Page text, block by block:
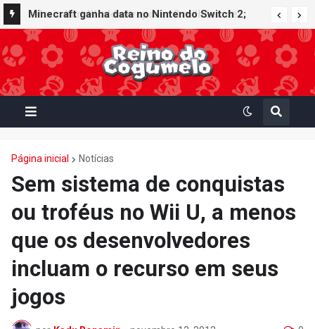
Minecraft ganha data no Nintendo Switch 2;
Super Mario Mash-Up receberá atualização
gráfica exclusiva
Página inicial Notícias
Sem sistema de conquistas
ou troféus no Wii U, a menos
que os desenvolvedores
incluam o recurso em seus
jogos